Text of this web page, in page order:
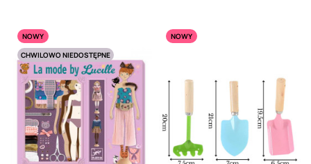
NOWY
CHWILOWO NIEDOSTĘPNE
NOWY